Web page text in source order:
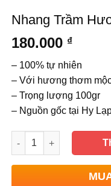
Nhang Trầm
180.000 ₫
– 100% tự nhiên
– Với hương thơm
– Trọng lượng 100gr
– Nguồn gốc tại Hy
Số lượng